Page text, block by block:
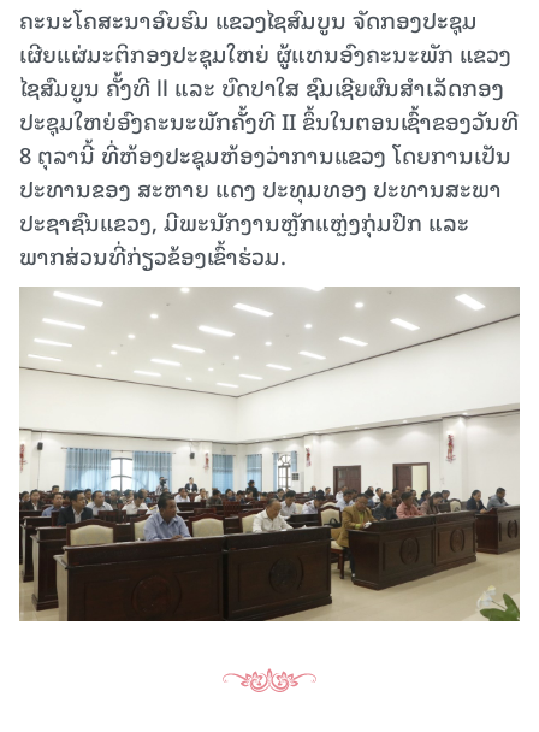
ຄະນະໂຄສະນາອົບຮົມ ແຂວງໄຊສົມບູນ ຈັດກອງປະຊຸມ
ເຜີຍແຜ່ມະຕິກອງປະຊຸມໃຫຍ່ ຜູ້ແທນອົງຄະນະພັກ ແຂວງ
ໄຊສົມບູນ ຄັ້ງທີ ll ແລະ ບົດປາໃສ ຊົມເຊີຍຜົນສຳເລັດກອງ
ປະຊຸມໃຫຍ່ອົງຄະນະພັກຄັ້ງທີ II ຂຶ້ນໃນຕອນເຊົ້າຂອງວັນທີ
8 ຕຸລານີ້ ທີ່ຫ້ອງປະຊຸມຫ້ອງວ່າການແຂວງ ໂດຍການເປັນ
ປະທານຂອງ ສະຫາຍ ແດງ ປະທຸມທອງ ປະທານສະພາ
ປະຊາຊົນແຂວງ, ມີພະນັກງານຫຼັກແຫຼ່ງກຸ່ມປົກ ແລະ
ພາກສ່ວນທີ່ກ່ຽວຂ້ອງເຂົ້າຮ່ວມ.